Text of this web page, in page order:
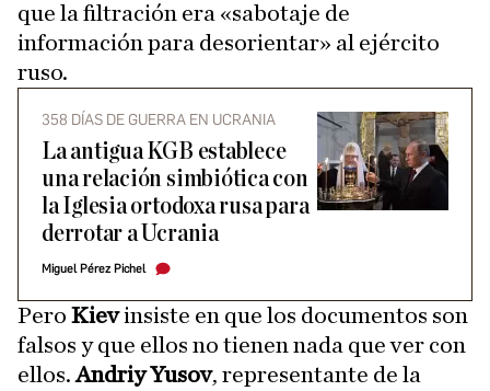
que la filtración era «sabotaje de
información para desorientar» al ejército
ruso.
358 DÍAS DE GUERRA EN UCRANIA
La antigua KGB establece
una relación simbiótica con
la Iglesia ortodoxa rusa para
derrotar a Ucrania
Miguel Pérez Pichel
Pero Kievinsiste en que los documentos son
falsos y que ellos no tienen nada que ver con
ellos.Andriy Yusov, representante de la